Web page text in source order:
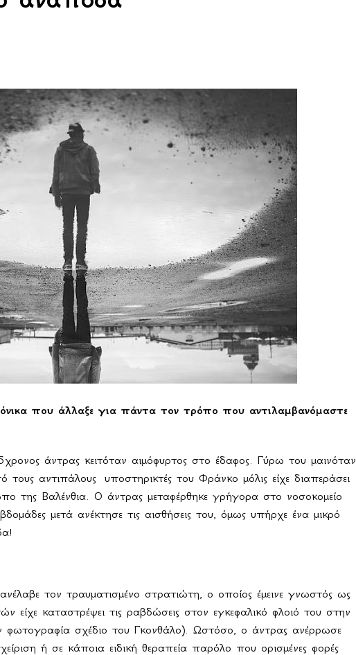
που άλλαξε για πάντα τον τρόπο που αντιλαμβανόμαστε
άντρας κειτόταν αιμόφυρτος στο έδαφος. Γύρω του μαινόταν
τους αντιπάλους υποστηρικτές του Φράνκο μόλις είχε διαπεράσει
της Βαλένθια. Ο άντρας μεταφέρθηκε γρήγορα στο νοσοκομείο
μετά ανέκτησε τις αισθήσεις του, όμως υπήρχε ένα μικρό
τον τραυματισμένο στρατιώτη, ο οποίος έμεινε γνωστός ως
καταστρέψει τις ραβδώσεις στον εγκεφαλικό φλοιό του στην
φωτογραφία σχέδιο του Γκονθάλο). Ωστόσο, ο άντρας ανέρρωσε
ή σε κάποια ειδική θεραπεία παρόλο που ορισμένες φορές